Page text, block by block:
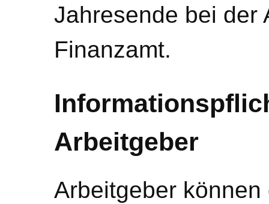
Jahresende bei der
Finanzamt.
Arbeitgeber
Arbeitgeber